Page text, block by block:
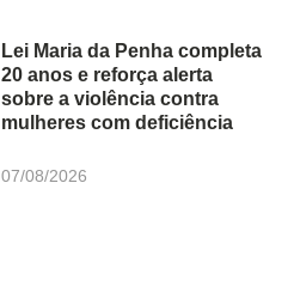
Lei Maria da Penha completa
20 anos e reforça alerta
sobre a violência contra
mulheres com deficiência
07/08/2026